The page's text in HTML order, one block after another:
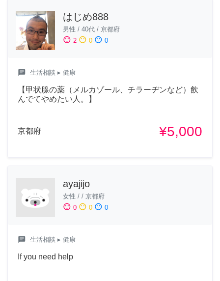
はじめ888
男性 / 40代 / 京都府
sentiment_satisfied 2 sentiment_neutral 0 sentiment_dissatisfied 0
chat 生活相談 ▸ 健康
【甲状腺の薬（メルカゾール、チラーヂンなど）飲
んでてやめたい人。】
京都府 ¥5,000
ayajijo
女性 / / 京都府
sentiment_satisfied 0 sentiment_neutral 0 sentiment_dissatisfied 0
chat 生活相談 ▸ 健康
If you need help